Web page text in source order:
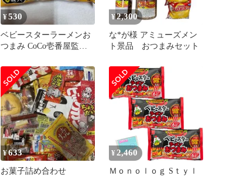
¥530
ベビースターラーメンお
つまみ CoCo壱番屋監修 6
¥2,300
な*が様 アミューズメン
ト景品 おつまみセット
¥633
お菓子詰め合わせ
¥ 2,460
Ｍｏｎｏｌｏｇ Sｔｙｌ